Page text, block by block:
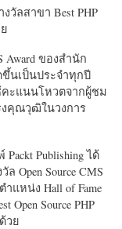
วัลสาขา Best PHP
Award ของสำนัก
ขึ้นเป็นประจำทุกปี
คะแนนโหวตจากผู้ชม
งคุณวุฒิในวงการ
Publishing ได้
Open Source CMS
แหน่ง Hall of Fame
Open Source PHP
วย